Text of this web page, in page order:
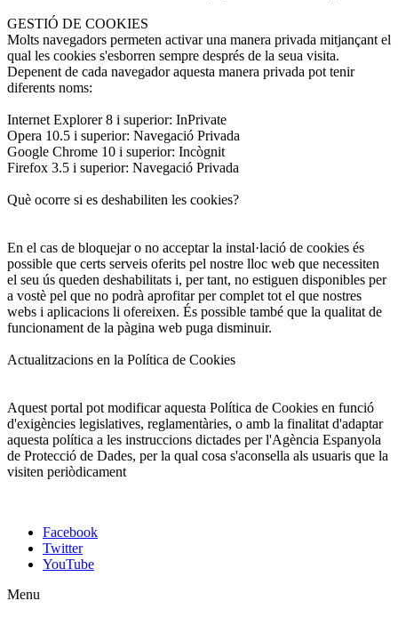
GESTIÓ DE COOKIES
Molts navegadors permeten activar una manera privada mitjançant el
qual les cookies s'esborren sempre després de la seua visita.
Depenent de cada navegador aquesta manera privada pot tenir
diferents noms:
Internet Explorer 8 i superior: InPrivate
Opera 10.5 i superior: Navegació Privada
Google Chrome 10 i superior: Incògnit
Firefox 3.5 i superior: Navegació Privada
Què ocorre si es deshabiliten les cookies?
En el cas de bloquejar o no acceptar la instal·lació de cookies és
possible que certs serveis oferits pel nostre lloc web que necessiten
el seu ús queden deshabilitats i, per tant, no estiguen disponibles per
a vostè pel que no podrà aprofitar per complet tot el que nostres
webs i aplicacions li ofereixen. És possible també que la qualitat de
funcionament de la pàgina web puga disminuir.
Actualitzacions en la Política de Cookies
Aquest portal pot modificar aquesta Política de Cookies en funció
d'exigències legislatives, reglamentàries, o amb la finalitat d'adaptar
aquesta política a les instruccions dictades per l'Agència Espanyola
de Protecció de Dades, per la qual cosa s'aconsella als usuaris que la
visiten periòdicament
Facebook
Twitter
YouTube
Menu